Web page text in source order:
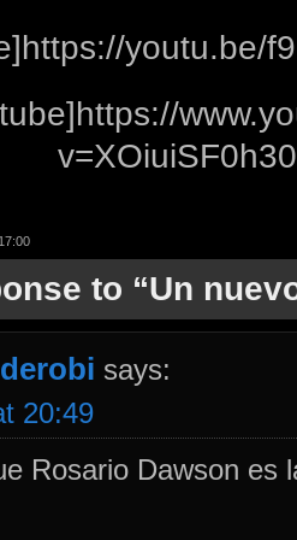
youtu.be/
to “Un
says:
20:49
Rosario Dawson es